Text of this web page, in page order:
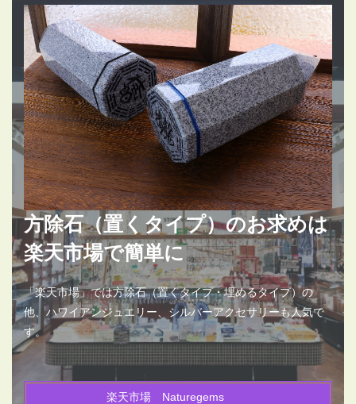
方除石（置くタイプ）のお求めは
楽天市場で簡単に
「楽天市場」では方除石（置くタイプ・埋めるタイプ）の
他、ハワイアンジュエリー、シルバーアクセサリーも人気で
す。
楽天市場 Naturegems